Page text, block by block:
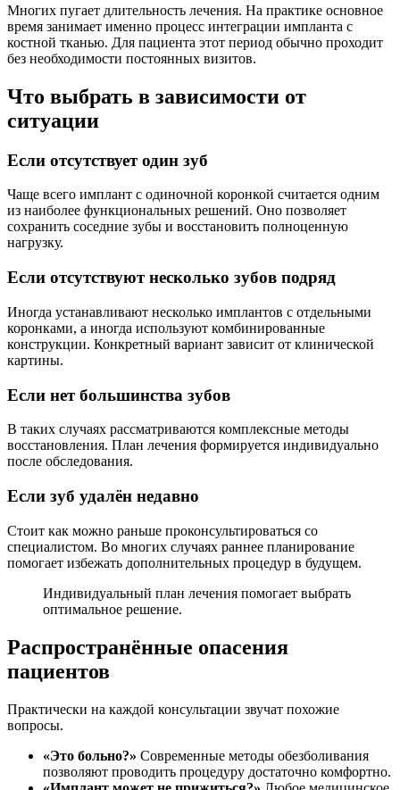
Многих пугает длительность лечения. На практике основное
время занимает именно процесс интеграции импланта с
костной тканью. Для пациента этот период обычно проходит
без необходимости постоянных визитов.
Что выбрать в зависимости от
ситуации
Если отсутствует один зуб
Чаще всего имплант с одиночной коронкой считается одним
из наиболее функциональных решений. Оно позволяет
сохранить соседние зубы и восстановить полноценную
нагрузку.
Если отсутствуют несколько зубов подряд
Иногда устанавливают несколько имплантов с отдельными
коронками, а иногда используют комбинированные
конструкции. Конкретный вариант зависит от клинической
картины.
Если нет большинства зубов
В таких случаях рассматриваются комплексные методы
восстановления. План лечения формируется индивидуально
после обследования.
Если зуб удалён недавно
Стоит как можно раньше проконсультироваться со
специалистом. Во многих случаях раннее планирование
помогает избежать дополнительных процедур в будущем.
Индивидуальный план лечения помогает выбрать
оптимальное решение.
Распространённые опасения
пациентов
Практически на каждой консультации звучат похожие
вопросы.
«Это больно?» Современные методы обезболивания
позволяют проводить процедуру достаточно комфортно.